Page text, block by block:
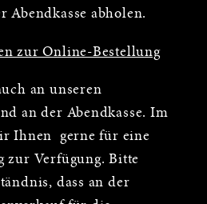
Abendkasse abholen.
zur Online-Bestellung
an unseren
an der Abendkasse. Im
Ihnen gerne für eine
zur Verfügung. Bitte
dass an der